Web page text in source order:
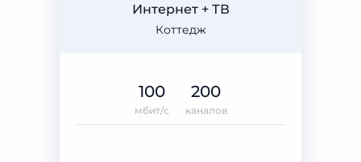
Коттедж
Интернет + ТВ
100
мбит/с
200
каналов